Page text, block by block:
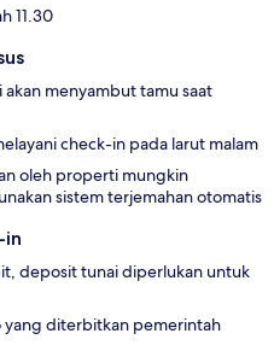
11.30
menyambut tamu saat
check-in pada larut malam
oleh properti mungkin
sistem terjemahan otomatis
in
deposit tunai diperlukan untuk
diterbitkan pemerintah